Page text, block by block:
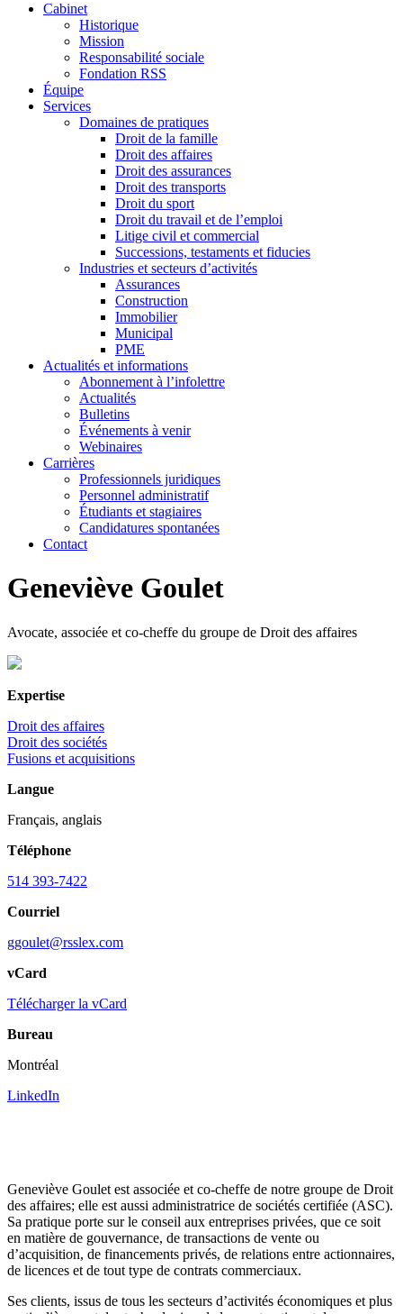
Cabinet
Historique
Mission
Responsabilité sociale
Fondation RSS
Équipe
Services
Domaines de pratiques
Droit de la famille
Droit des affaires
Droit des assurances
Droit des transports
Droit du sport
Droit du travail et de l’emploi
Litige civil et commercial
Successions, testaments et fiducies
Industries et secteurs d’activités
Assurances
Construction
Immobilier
Municipal
PME
Actualités et informations
Abonnement à l’infolettre
Actualités
Bulletins
Événements à venir
Webinaires
Carrières
Professionnels juridiques
Personnel administratif
Étudiants et stagiaires
Candidatures spontanées
Contact
Geneviève Goulet
Avocate, associée et co-cheffe du groupe de Droit des affaires
Expertise
Droit des affaires
Droit des sociétés
Fusions et acquisitions
Langue
Français, anglais
Téléphone
514 393-7422
Courriel
ggoulet@rsslex.com
vCard
Télécharger la vCard
Bureau
Montréal
LinkedIn
Geneviève Goulet est associée et co-cheffe de notre groupe de Droit
des affaires; elle est aussi administratrice de sociétés certifiée (ASC).
Sa pratique porte sur le conseil aux entreprises privées, que ce soit
en matière de gouvernance, de transactions de vente ou
d’acquisition, de financements privés, de relations entre actionnaires,
de licences et de tout type de contrats commerciaux.
Ses clients, issus de tous les secteurs d’activités économiques et plus